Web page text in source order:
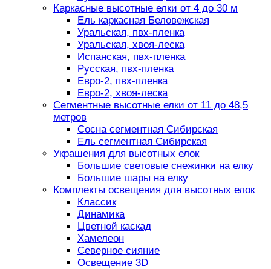
Каркасные высотные елки от 4 до 30 м
Ель каркасная Беловежская
Уральская, пвх-пленка
Уральская, хвоя-леска
Испанская, пвх-пленка
Русская, пвх-пленка
Евро-2, пвх-пленка
Евро-2, хвоя-леска
Сегментные высотные елки от 11 до 48,5
метров
Сосна сегментная Сибирская
Ель сегментная Сибирская
Украшения для высотных елок
Большие световые снежинки на елку
Большие шары на елку
Комплекты освещения для высотных елок
Классик
Динамика
Цветной каскад
Хамелеон
Северное сияние
Освещение 3D